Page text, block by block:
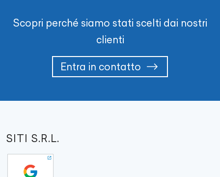
Scopri perché siamo stati scelti dai nostri
clienti
Entra in contatto
SITI S.R.L.